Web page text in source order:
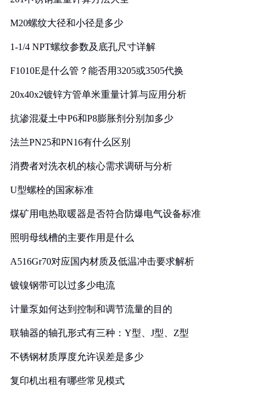
M20螺纹大径和小径是多少
1-1/4 NPT螺纹参数及底孔尺寸详解
F1010E是什么管？能否用3205或3505代换
20x40x2镀锌方管单米重量计算与应用分析
抗渗混凝土中P6和P8膨胀剂分别加多少
法兰PN25和PN16有什么区别
消费者对洗衣机的核心需求调研与分析
U型螺栓的国家标准
煤矿用电热取暖器是否符合防爆电气设备标准
照明母线槽的主要作用是什么
A516Gr70对应国内材质及低温冲击要求解析
镀镍钢带可以过多少电流
计量泵如何达到控制和调节流量的目的
联轴器的轴孔形式有三种：Y型、J型、Z型
不锈钢材质厚度允许误差是多少
复印机出租有哪些常见模式